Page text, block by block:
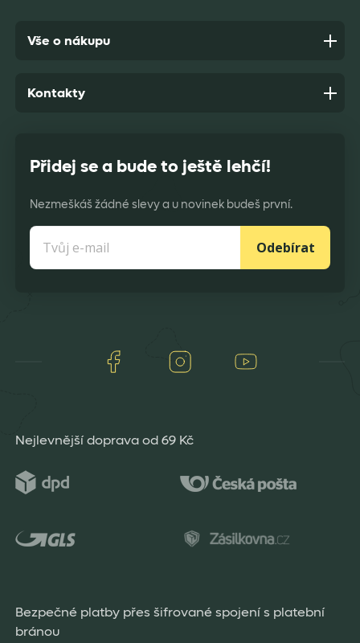
Vše o nákupu
Přidej se a bude to ještě lehčí!
Nezmeškáš žádné slevy a u novinek budeš první.
Odebírat
Facebook Instagram
Kontakty
Nejlevnější doprava od 69 Kč
Bezpečné platby přes šifrované spojení s platební
bránou